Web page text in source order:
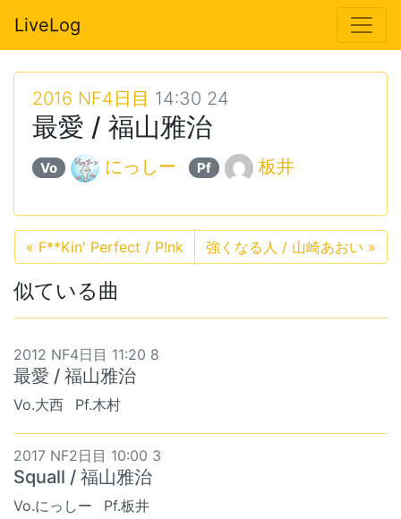
LiveLog
2016 NF4日目 14:30 24
最愛 / 福山雅治
Vo にっしー Pf 板井
« F**Kin' Perfect / P!nk 強くなる人 / 山崎あおい »
似ている曲
2012 NF4日目 11:20 8
最愛 / 福山雅治
Vo.大西 Pf.木村
2017 NF2日目 10:00 3
Squall / 福山雅治
Vo.にっしー Pf.板井